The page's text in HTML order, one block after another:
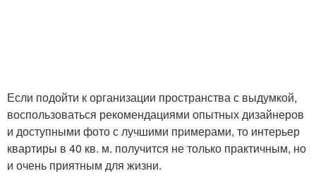
Если подойти к организации пространства с выдумкой,
воспользоваться рекомендациями опытных дизайнеров
и доступными фото с лучшими примерами, то интерьер
квартиры в 40 кв. м. получится не только практичным, но
и очень приятным для жизни.